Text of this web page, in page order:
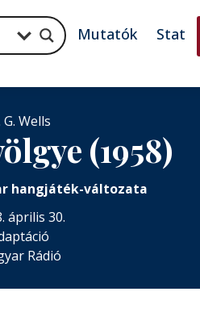
Mutatók Stat
G. Wells
(1958)
hangjáték-változata
április 30.
Rádió